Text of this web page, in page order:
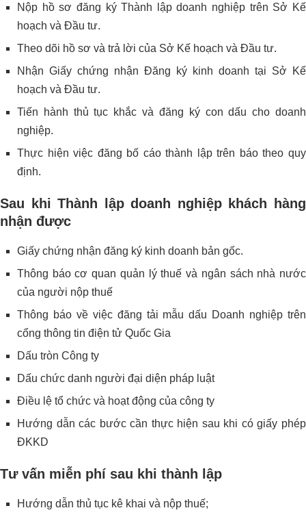
Nộp hồ sơ đăng ký Thành lập doanh nghiệp trên Sở Kế
hoạch và Đầu tư.
Theo dõi hồ sơ và trả lời của Sở Kế hoạch và Đầu tư.
Nhận Giấy chứng nhận Đăng ký kinh doanh tại Sở Kế
hoạch và Đầu tư.
Tiến hành thủ tục khắc và đăng ký con dấu cho doanh
nghiệp.
Thực hiện việc đăng bố cáo thành lập trên báo theo quy
định.
Sau khi Thành lập doanh nghiệp khách hàng
nhận được
Giấy chứng nhận đăng ký kinh doanh bản gốc.
Thông báo cơ quan quản lý thuế và ngân sách nhà nước
của người nộp thuế
Thông báo về việc đăng tải mẫu dấu Doanh nghiệp trên
cổng thông tin điện tử Quốc Gia
Dấu tròn Công ty
Dấu chức danh người đại diện pháp luật
Điều lệ tổ chức và hoạt động của công ty
Hướng dẫn các bước cần thực hiện sau khi có giấy phép
ĐKKD
Tư vấn miễn phí sau khi thành lập
Hướng dẫn thủ tục kê khai và nộp thuế;